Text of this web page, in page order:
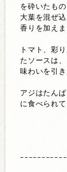
を砕いたもの
大葉を混ぜ
香りを加えま
トマト、彩
たソースは
味わいを引き
アジはたん
に食べられ
ｰｰｰｰｰｰｰｰｰｰ